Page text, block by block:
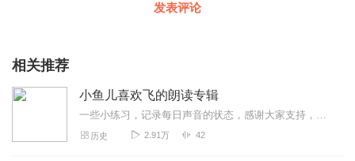
发表评论
相关推荐
小鱼儿喜欢飞的朗读专辑
一些小练习，记录每日声音的状态，感谢大家支持，我会持续输出优质内容。
历史 2.91万 42